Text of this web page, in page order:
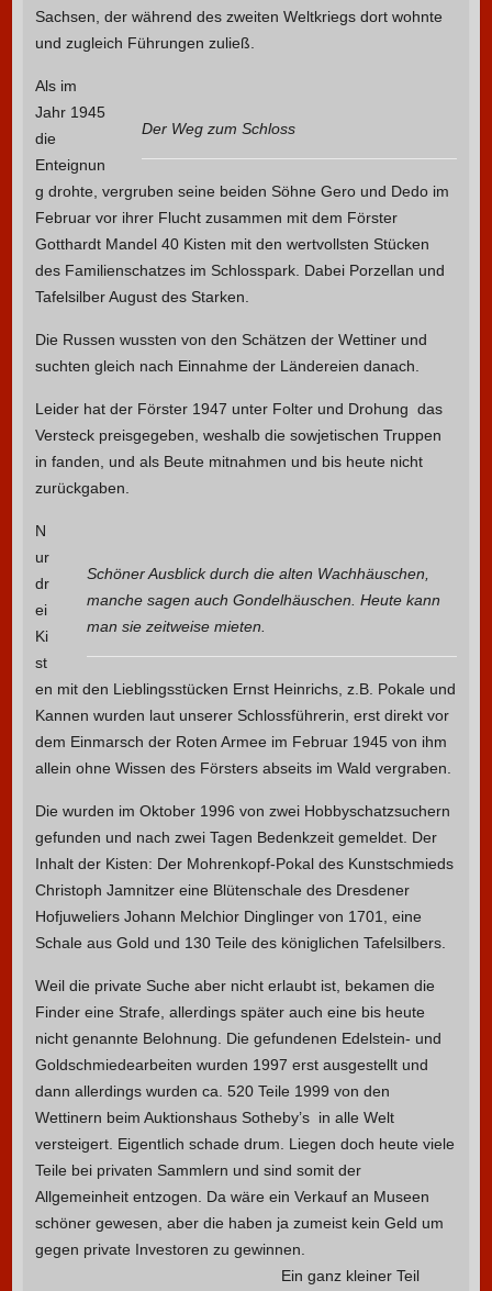
Sachsen, der während des zweiten Weltkriegs dort wohnte
und zugleich Führungen zuließ.
Der Weg zum Schloss
Als im
Jahr 1945
die
Enteignun
g drohte, vergruben seine beiden Söhne Gero und Dedo im
Februar vor ihrer Flucht zusammen mit dem Förster
Gotthardt Mandel 40 Kisten mit den wertvollsten Stücken
des Familienschatzes im Schlosspark. Dabei Porzellan und
Tafelsilber August des Starken.
Die Russen wussten von den Schätzen der Wettiner und
suchten gleich nach Einnahme der Ländereien danach.
Leider hat der Förster 1947 unter Folter und Drohung das
Versteck preisgegeben, weshalb die sowjetischen Truppen
in fanden, und als Beute mitnahmen und bis heute nicht
zurückgaben.
Schöner Ausblick durch die alten Wachhäuschen,
manche sagen auch Gondelhäuschen. Heute kann
man sie zeitweise mieten.
N
ur
dr
ei
Ki
st
en mit den Lieblingsstücken Ernst Heinrichs, z.B. Pokale und
Kannen wurden laut unserer Schlossführerin, erst direkt vor
dem Einmarsch der Roten Armee im Februar 1945 von ihm
allein ohne Wissen des Försters abseits im Wald vergraben.
Die wurden im Oktober 1996 von zwei Hobbyschatzsuchern
gefunden und nach zwei Tagen Bedenkzeit gemeldet. Der
Inhalt der Kisten: Der Mohrenkopf-Pokal des Kunstschmieds
Christoph Jamnitzer eine Blütenschale des Dresdener
Hofjuweliers Johann Melchior Dinglinger von 1701, eine
Schale aus Gold und 130 Teile des königlichen Tafelsilbers.
Weil die private Suche aber nicht erlaubt ist, bekamen die
Finder eine Strafe, allerdings später auch eine bis heute
nicht genannte Belohnung. Die gefundenen Edelstein- und
Goldschmiedearbeiten wurden 1997 erst ausgestellt und
dann allerdings wurden ca. 520 Teile 1999 von den
Wettinern beim Auktionshaus Sotheby’s in alle Welt
versteigert. Eigentlich schade drum. Liegen doch heute viele
Teile bei privaten Sammlern und sind somit der
Allgemeinheit entzogen. Da wäre ein Verkauf an Museen
schöner gewesen, aber die haben ja zumeist kein Geld um
gegen private Investoren zu gewinnen.
Ein ganz kleiner Teil